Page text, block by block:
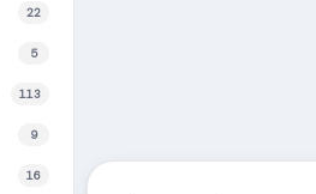
22
5
113
9
16